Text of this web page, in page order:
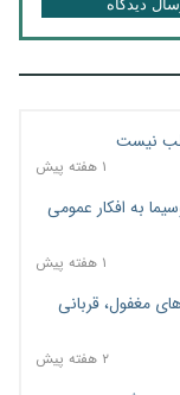
دیدگاه
نیست
۱ هفته پیش
به افکار عمومی
۱ هفته پیش
مغفول، قربانی
۲ هفته پیش